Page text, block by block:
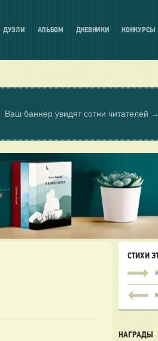
ДУЭЛИ АЛЬБОМ ДНЕВНИКИ КОНКУРСЫ
Ваш баннер увидят сотни читателей →
СТИХИ
НАГРАДЫ